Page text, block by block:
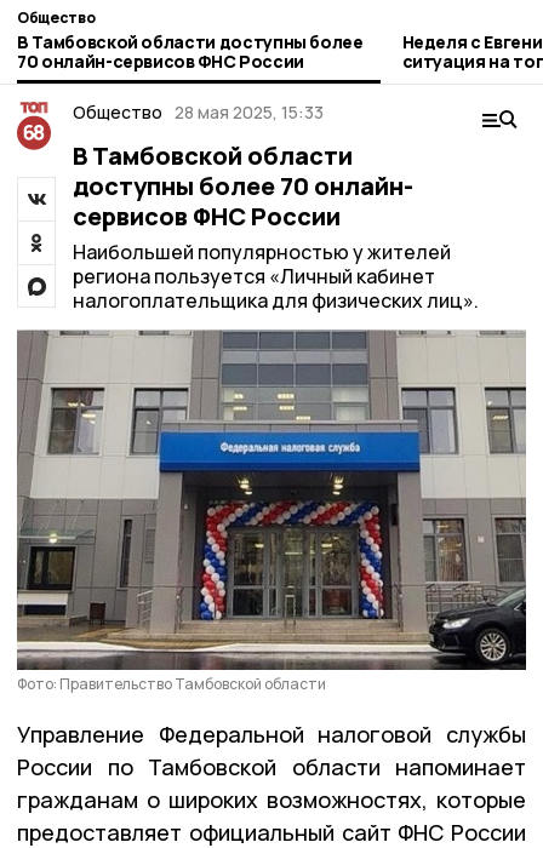
Общество
В Тамбовской области доступны более
70 онлайн-сервисов ФНС России
Неделя с
ситуация на
городе и
Общество 28 мая 2025, 15:33
В Тамбовской области
доступны более 70 онлайн-
сервисов ФНС России
Наибольшей популярностью у жителей
региона пользуется «Личный кабинет
налогоплательщика для физических лиц».
Фото: Правительство Тамбовской области
Управление Федеральной налоговой службы
России по Тамбовской области напоминает
гражданам о широких возможностях, которые
предоставляет официальный сайт ФНС России